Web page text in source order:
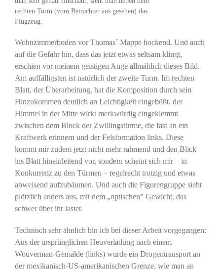
rechten Turm (vom Betrachter aus gesehen) das
Flugzeug.
Wohnzimmerboden vor Thomas´ Mappe hockend. Und auch
auf die Gefahr hin, dass das jetzt etwas seltsam klingt,
erschien vor meinem geistigen Auge allmählich dieses Bild.
Am auffälligsten ist natürlich der zweite Turm. Im rechten
Blatt, der Überarbeitung, hat die Komposition durch sein
Hinzukommen deutlich an Leichtigkeit eingebüßt, der
Himmel in der Mitte wirkt merkwürdig eingeklemmt
zwischen dem Block der Zwillingstürme, die fast an ein
Kraftwerk erinnern und der Felsformation links. Diese
kommt mir zudem jetzt nicht mehr rahmend und den Blick
ins Blatt hineinleitend vor, sondern scheint sich mir – in
Konkurrenz zu den Türmen – regelrecht trotzig und etwas
abweisend aufzubäumen. Und auch die Figurengruppe sieht
plötzlich anders aus, mit dem „optischen” Gewicht, das
schwer über ihr lastet.
Technisch sehr ähnlich bin ich bei dieser Arbeit vorgegangen:
Aus der ursprünglichen Heuverladung nach einem
Wouverman-Gemälde (links) wurde ein Drogentransport an
der mexikanisch-US-amerikanischen Grenze, wie man an